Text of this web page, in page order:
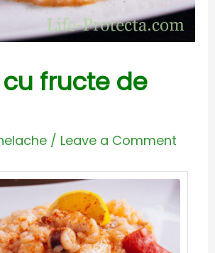
cu fructe de
/ Leave a Comment